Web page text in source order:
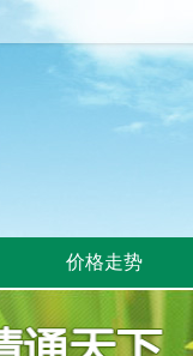
价格走势